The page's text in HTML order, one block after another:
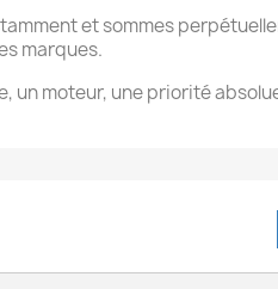
et sommes
marques.
un moteur, une priorité